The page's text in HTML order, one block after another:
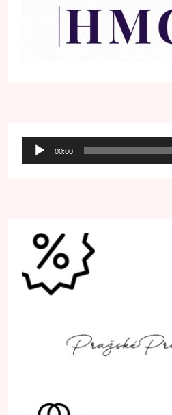
Audio
přehrávač
00:00